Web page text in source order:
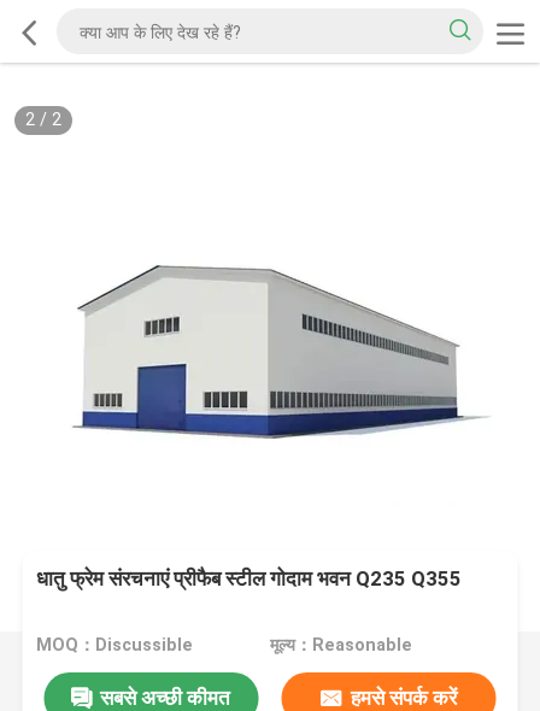
2/ 2
धातु फ्रेम संरचनाएं प्रीफैब स्टील गोदाम भवन Q235 Q355
MOQ：Discussible मूल्य：Reasonable
सबसे अच्छी कीमत हमसे संपर्क करें